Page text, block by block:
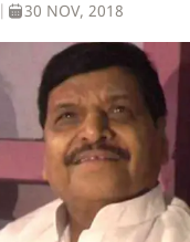
30 NOV, 2018